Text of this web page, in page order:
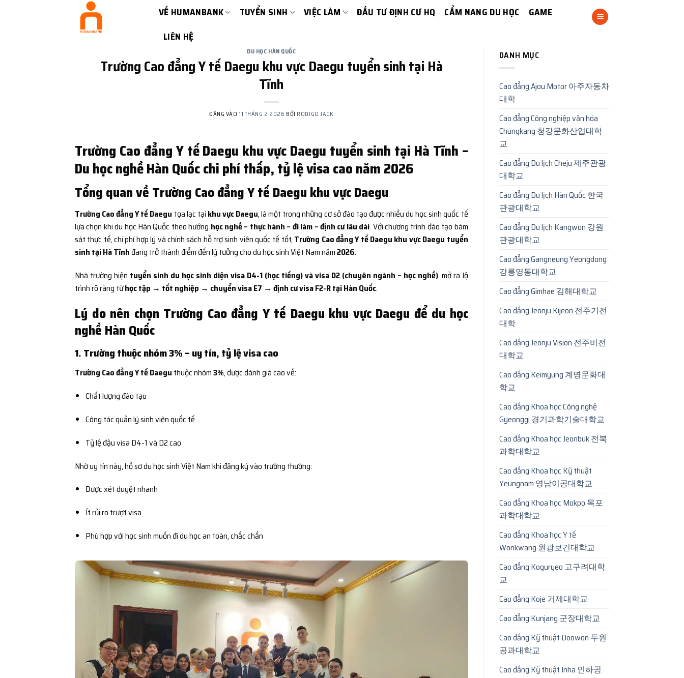
VỀ HUMANBANK TUYỂN SINH VIỆC LÀM ĐẦU TƯ ĐỊNH CƯ HQ CẨM NANG DU HỌC
GAME
LIÊN HỆ
DU HỌC HÀN QUỐC
Trường Cao đẳng Y tế Daegu khu vực Daegu tuyển sinh tại Hà
Tĩnh
ĐĂNG VÀO11 THÁNG 2 2026 BỞI RODIGO JACK
Trường Cao đẳng Y tế Daegu khu vực Daegu tuyển sinh tại Hà Tĩnh –
Du học nghề Hàn Quốc chi phí thấp, tỷ lệ visa cao năm 2026
Tổng quan về Trường Cao đẳng Y tế Daegu khu vực Daegu
Trường Cao đẳng Y tế Daegu tọa lạc tại khu vực Daegu, là một trong những cơ sở đào tạo được nhiều du học sinh quốc tế
lựa chọn khi du học Hàn Quốc theo hướng học nghề – thực hành – đi làm – định cư lâu dài. Với chương trình đào tạo bám
sát thực tế, chi phí hợp lý và chính sách hỗ trợ sinh viên quốc tế tốt, Trường Cao đẳng Y tế Daegu khu vực Daegu tuyển
sinh tại Hà Tĩnhđang trở thành điểm đến lý tưởng cho du học sinh Việt Nam năm2026.
Nhà trường hiện tuyển sinh du học sinh diện visa D4-1 (học tiếng) và visa D2 (chuyên ngành – học nghề), mở ra lộ
trình rõ ràng từhọc tập → tốt nghiệp → chuyển visa E7 → định cư visa F2-R tại Hàn Quốc.
Lý do nên chọn Trường Cao đẳng Y tế Daegu khu vực Daegu để du học
nghề Hàn Quốc
1. Trường thuộc nhóm 3% – uy tín, tỷ lệ visa cao
Trường Cao đẳng Y tế Daegu thuộc nhóm3%, được đánh giá cao về:
Chất lượng đào tạo
Công tác quản lý sinh viên quốc tế
Tỷ lệ đậu visa D4-1 và D2 cao
Nhờ uy tín này, hồ sơ du học sinh Việt Nam khi đăng ký vào trường thường:
Được xét duyệt nhanh
Ít rủi ro trượt visa
Phù hợp với học sinh muốn đi du học an toàn, chắc chắn
DANH MỤC
Cao đẳng Ajou Motor 아주자동차
대학
Cao đẳng Công nghiệp văn hóa
Chungkang 청강문화산업대학
교
Cao đẳng Du lịch Cheju 제주관광
대학교
Cao đẳng Du lịch Hàn Quốc 한국
관광대학교
Cao đẳng Du lịch Kangwon 강원
관광대학교
Cao đẳng Gangneung Yeongdong
강릉영동대학교
Cao đẳng Gimhae 김해대학교
Cao đẳng Jeonju Kijeon 전주기전
대학
Cao đẳng Jeonju Vision 전주비전
대학교
Cao đẳng Keimyung 계명문화대
학교
Cao đẳng Khoa học Công nghệ
Gyeonggi 경기과학기술대학교
Cao đẳng Khoa học Jeonbuk 전북
과학대학교
Cao đẳng Khoa học Kỹ thuật
Yeungnam 영남이공대학교
Cao đẳng Khoa học Mokpo 목포
과학대학교
Cao đẳng Khoa học Y tế
Wonkwang 원광보건대학교
Cao đẳng Koguryeo 고구려대학
교
Cao đẳng Koje 거제대학교
Cao đẳng Kunjang 군장대학교
Cao đẳng Kỹ thuật Doowon 두원
공과대학교
Cao đẳng Kỹ thuật Inha 인하공